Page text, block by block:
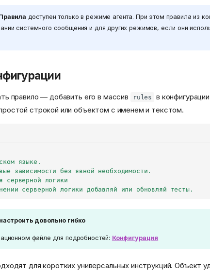
доступен только в режиме агента. При этом правила из
системного сообщения и для других режимов, если они
правило — добавить его в массив rules
в
строкой или объектом с именем и текстом.
языке.
зависимости без явной необходимости.
серверной логики
серверной логики добавляй или обновляй тесты.
довольно гибко
файле для подробностей: Конфигурация
для коротких универсальных инструкций. Объект